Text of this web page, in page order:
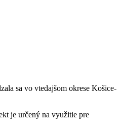
sa vo vtedajšom okrese Košice-
je určený na využitie pre